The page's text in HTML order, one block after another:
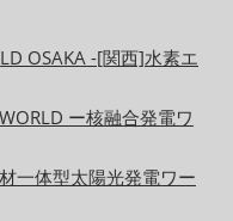
OSAKA -[関西]水素エ
ー核融合発電ワ
一体型太陽光発電ワー